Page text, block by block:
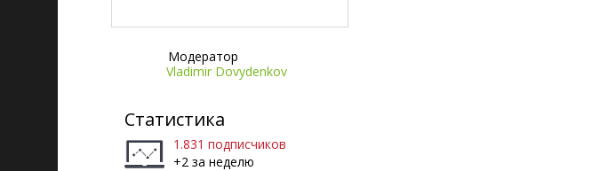
Модератор
Vladimir Dovydenkov
Статистика
1.831 подписчиков
+2 за неделю